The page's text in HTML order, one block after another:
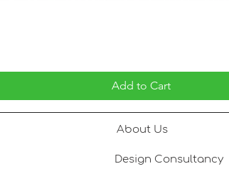
Add to Cart
Design Consultancy
About Us